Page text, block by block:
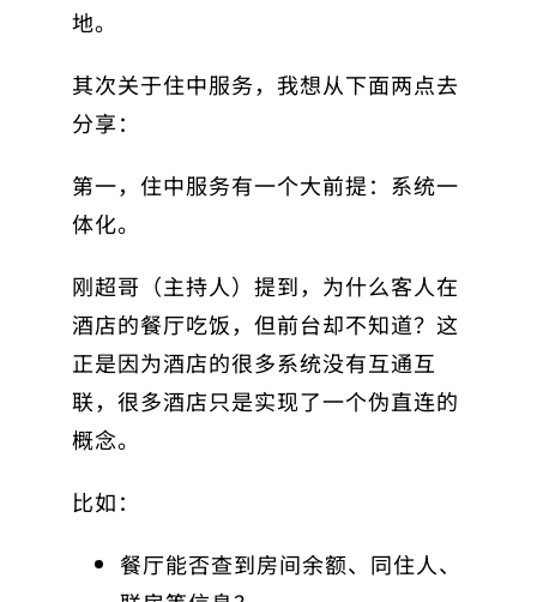
地。
其次关于住中服务，我想从下面两点去
分享：
第一，住中服务有一个大前提：系统一
体化。
刚超哥（主持人）提到，为什么客人在
酒店的餐厅吃饭，但前台却不知道？这
正是因为酒店的很多系统没有互通互
联，很多酒店只是实现了一个伪直连的
概念。
比如：
餐厅能否查到房间余额、同住人、